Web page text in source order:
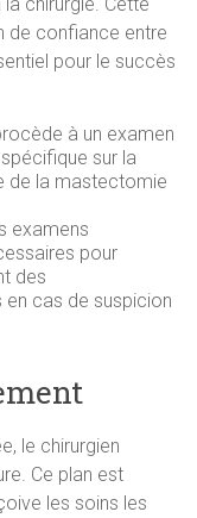
de confiance entre
pour le succès
à un examen
sur la
de la mastectomie
examens
pour
des
cas de suspicion
le chirurgien
Ce plan est
les soins les